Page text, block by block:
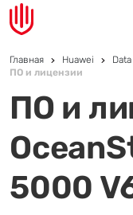
Главная Huawei
ПО и лицензии
ПО и
5000